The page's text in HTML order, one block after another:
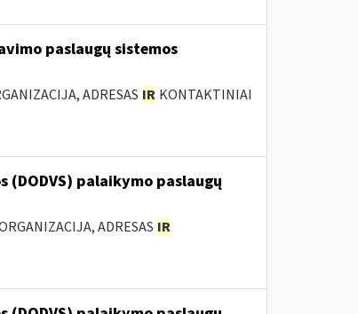
paslaugų sistemos
ADRESAS IR KONTAKTINIAI
palaikymo paslaugų
ADRESAS IR